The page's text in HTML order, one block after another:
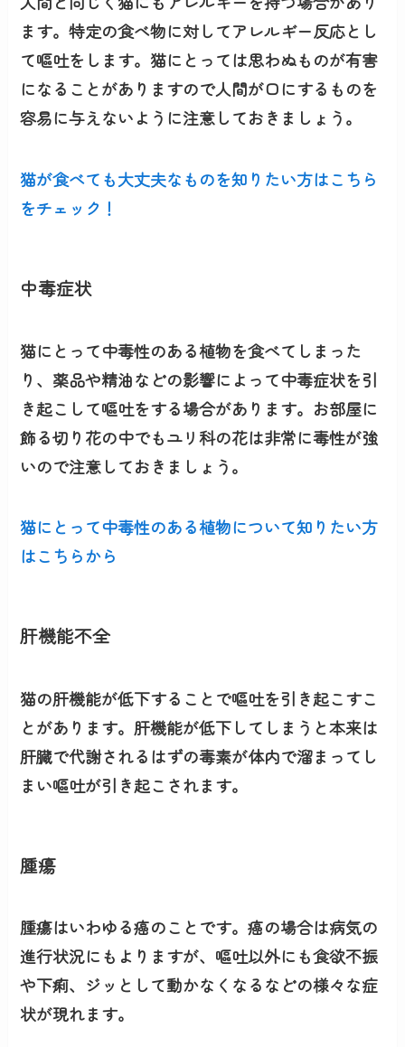
ます。特定の食べ物に対してアレルギー反応とし
て嘔吐をします。猫にとっては思わぬものが有害
になることがありますので人間が口にするものを
容易に与えないように注意しておきましょう。
猫が食べても大丈夫なものを知りたい方はこちら
をチェック！
中毒症状
猫にとって中毒性のある植物を食べてしまった
り、薬品や精油などの影響によって中毒症状を引
き起こして嘔吐をする場合があります。お部屋に
飾る切り花の中でもユリ科の花は非常に毒性が強
いので注意しておきましょう。
猫にとって中毒性のある植物について知りたい方
はこちらから
肝機能不全
猫の肝機能が低下することで嘔吐を引き起こすこ
とがあります。肝機能が低下してしまうと本来は
肝臓で代謝されるはずの毒素が体内で溜まってし
まい嘔吐が引き起こされます。
腫瘍
腫瘍はいわゆる癌のことです。癌の場合は病気の
進行状況にもよりますが、嘔吐以外にも食欲不振
や下痢、ジッとして動かなくなるなどの様々な症
状が現れます。